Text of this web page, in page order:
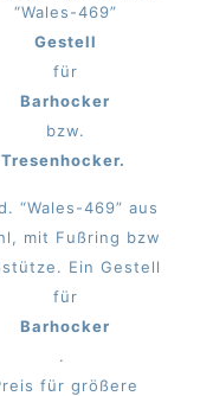
€.
“Wales-469”
Gestell
für
Barhocker
bzw.
Tresenhocker.
“Wales-469” aus
mit Fußring bzw
Ein Gestell
für
Barhocker
.
für größere